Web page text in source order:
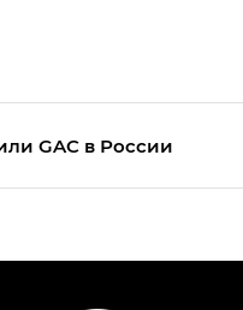
GAC в России
ПРЕМИУМ — SX